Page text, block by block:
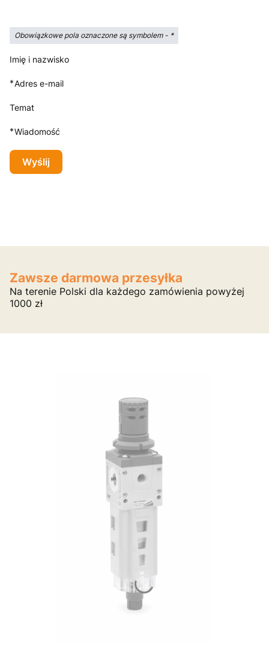
Obowiązkowe pola oznaczone są symbolem - *
Imię i nazwisko
*Adres e-mail
Temat
*Wiadomość
Wyślij
Zawsze darmowa przesyłka
Na terenie Polski dla każdego zamówienia powyżej
1000 zł